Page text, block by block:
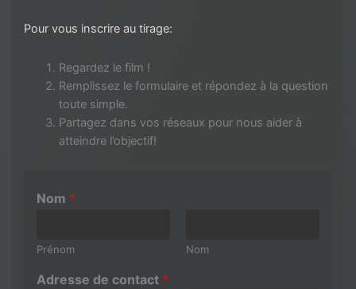
Pour vous inscrire au tirage:
Regardez le film !
Remplissez le formulaire et répondez à la question
toute simple.
Partagez dans vos réseaux pour nous aider à
atteindre l’objectif!
Nom *
Prénom Nom
Adresse de contact *